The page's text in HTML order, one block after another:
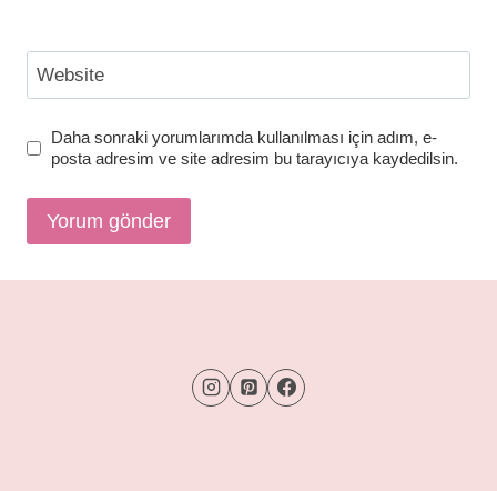
Website
Daha sonraki yorumlarımda kullanılması için adım, e-
posta adresim ve site adresim bu tarayıcıya kaydedilsin.